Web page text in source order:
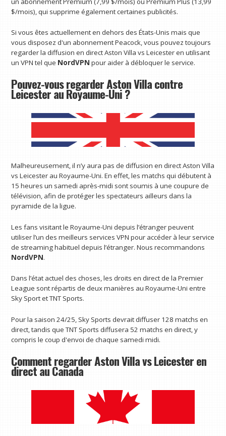
$/mois), qui supprime également certaines publicités.
Si vous êtes actuellement en dehors des États-Unis mais que
vous disposez d'un abonnement Peacock, vous pouvez toujours
regarder la diffusion en direct Aston Villa vs Leicester en utilisant
un VPN tel que NordVPN pour aider à débloquer le service.
Pouvez-vous regarder Aston Villa contre
Leicester au Royaume-Uni ?
Malheureusement, il n’y aura pas de diffusion en direct Aston Villa
vs Leicester au Royaume-Uni. En effet, les matchs qui débutent à
15 heures un samedi après-midi sont soumis à une coupure de
télévision, afin de protéger les spectateurs ailleurs dans la
pyramide de la ligue.
Les fans visitant le Royaume-Uni depuis l’étranger peuvent
utiliser l’un des meilleurs services VPN pour accéder à leur service
de streaming habituel depuis l’étranger. Nous recommandons
NordVPN.
Dans l’état actuel des choses, les droits en direct de la Premier
League sont répartis de deux manières au Royaume-Uni entre
Sky Sport et TNT Sports.
Pour la saison 24/25, Sky Sports devrait diffuser 128 matchs en
direct, tandis que TNT Sports diffusera 52 matchs en direct, y
compris le coup d'envoi de chaque samedi midi.
Comment regarder Aston Villa vs Leicester en
direct au Canada